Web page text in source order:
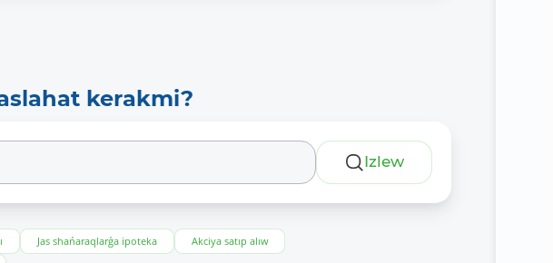
kerakmi?
Izlew
Jas shańaraqlarǵa ipoteka
Akciya satıp alıw